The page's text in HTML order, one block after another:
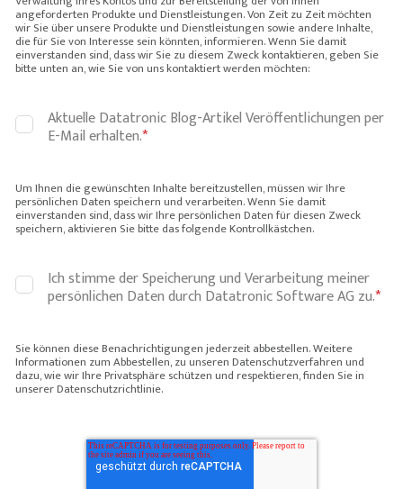
angeforderten Produkte und Dienstleistungen. Von Zeit zu Zeit möchten
wir Sie über unsere Produkte und Dienstleistungen sowie andere Inhalte,
die für Sie von Interesse sein könnten, informieren. Wenn Sie damit
einverstanden sind, dass wir Sie zu diesem Zweck kontaktieren, geben Sie
bitte unten an, wie Sie von uns kontaktiert werden möchten:
Aktuelle Datatronic Blog-Artikel Veröffentlichungen per
E-Mail erhalten.*
Um Ihnen die gewünschten Inhalte bereitzustellen, müssen wir Ihre
persönlichen Daten speichern und verarbeiten. Wenn Sie damit
einverstanden sind, dass wir Ihre persönlichen Daten für diesen Zweck
speichern, aktivieren Sie bitte das folgende Kontrollkästchen.
Ich stimme der Speicherung und Verarbeitung meiner
persönlichen Daten durch Datatronic Software AG zu.*
Sie können diese Benachrichtigungen jederzeit abbestellen. Weitere
Informationen zum Abbestellen, zu unseren Datenschutzverfahren und
dazu, wie wir Ihre Privatsphäre schützen und respektieren, finden Sie in
unserer Datenschutzrichtlinie.